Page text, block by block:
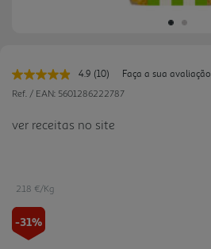
4.9 Leu
10
Link
para
(10)
Faça a sua avaliação
Ref. / EAN: 5601286222787
ver receitas no site
2.18 €/Kg
-31%